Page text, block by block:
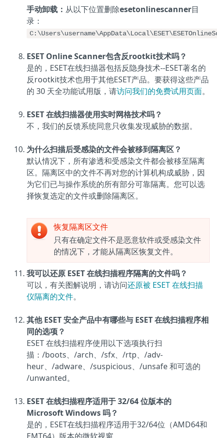
手动卸载： 从以下位置删除esetonlinescanner目
录：
ESET Online Scanner包含反rootkit技术吗？
是的，ESET在线扫描器包括反隐身技术--ESET著名的
反rootkit技术也用于其他ESET产品。要获得这些产品
的 30 天全功能试用版，请访问我们的免费试用页面。
ESET 在线扫描器使用实时网格技术吗？
不，我们的反馈系统同意只收集发现威胁的数据。
为什么扫描后受感染的文件会被移到隔离区？
默认情况下，所有渗透和受感染文件都会被移至隔离
区。隔离区中的文件不再对您的计算机构成威胁，因
为它们已与操作系统的所有部分可靠隔离。您可以选
择恢复选定的文件或删除隔离区。
恢复隔离区文件
只有在确定文件不是恶意软件或受感染文件
的情况下，才能从隔离区恢复文件。
我可以还原 ESET 在线扫描程序隔离的文件吗？
可以，有关图解说明，请访问还原被 ESET 在线扫描
仪隔离的文件。
其他 ESET 安全产品中有哪些与 ESET 在线扫描程序相
同的选项？
ESET 在线扫描程序使用以下选项执行扫
描：/boots、/arch、/sfx、/rtp、/adv-
heur、/adware、/suspicious、/unsafe 和可选的
/unwanted。
ESET 在线扫描程序适用于 32/64 位版本的
Microsoft Windows 吗？
是的，ESET在线扫描程序适用于32/64位（AMD64和